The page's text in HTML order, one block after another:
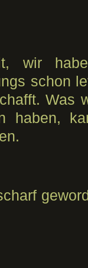
wir
schon
Was
haben,